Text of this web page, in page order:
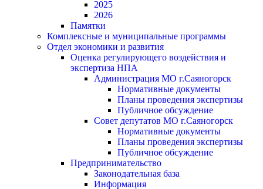
2025
2026
Памятки
Комплексные и муниципальные программы
Отдел экономики и развития
Оценка регулирующего воздействия и
экспертиза НПА
Администрация МО г.Саяногорск
Нормативные документы
Планы проведения экспертизы
Публичное обсуждение
Совет депутатов МО г.Саяногорск
Нормативные документы
Планы проведения экспертизы
Публичное обсуждение
Предпринимательство
Законодательная база
Информация